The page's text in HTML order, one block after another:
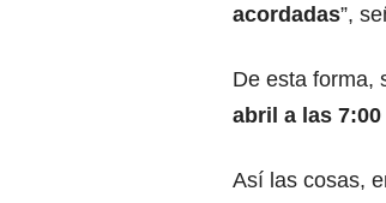
acordadas”,
De esta forma,
abril a las
Así las cosas,